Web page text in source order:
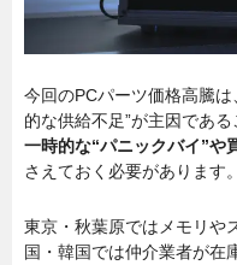
今回のPCパーツ価格高騰
的な供給不足”が主因であ
一時的な“パニックバイ”や
さえておく必要があります。
東京・秋葉原ではメモリや
国・韓国では仲介業者が在